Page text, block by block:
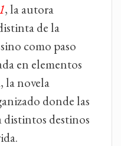
, la autora
de la
como paso
en elementos
la novela
donde las
distintos destinos